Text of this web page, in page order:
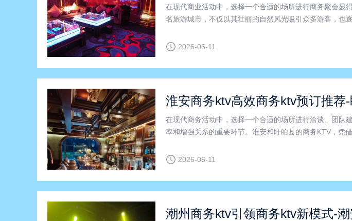
在现代商业活动中，选择一个合适的场所进行商务聚会显
名旅游城市，不仅以其壮丽的自然风光吸引众多游客，也
作的理想选择。黄山商务KTV位于徽州区核心地带，便捷
2026-06-11
淮安商务ktv高效商务ktv预订推荐
在现代商务活动中，选择一个合适的场所进行洽谈、团队
率和增强关系的重要环节。淮安和盱眙县的商务KTV，凭
宽敞舒适的包间设计和先进的音响设备，为商务聚会提供
2026-06-11
潮州商务ktv引领商务ktv新模式-